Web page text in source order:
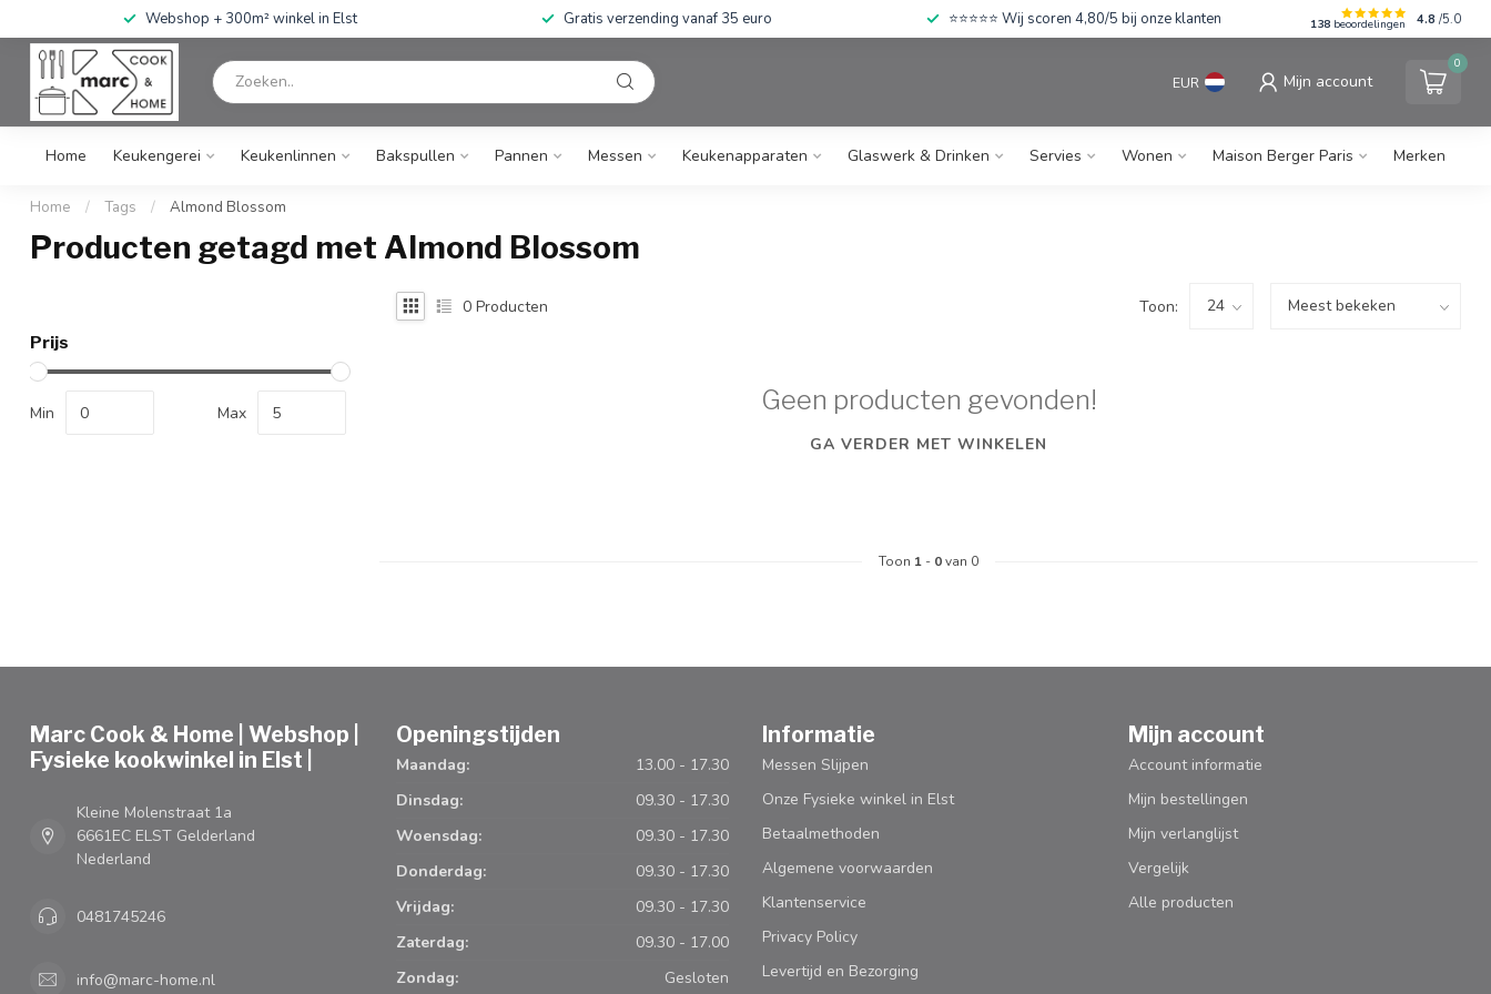
Webshop + 300m² winkel in Elst Gratis verzending vanaf 35 euro ⭐⭐⭐⭐⭐ Wij scoren 4,80/5 bij onze klanten 138 beoordelingen 4.8 /5.0
EUR Mijn account
0
Home Keukengerei Keukenlinnen Bakspullen Pannen Messen Keukenapparaten Glaswerk & Drinken Servies Wonen Maison Berger Paris Merken
Home / Tags / Almond Blossom
Producten getagd met Almond Blossom
Prijs
Min Max
0 Producten Toon:
Geen producten gevonden!
GA VERDER MET WINKELEN
Toon 1 - 0van 0
Marc Cook & Home | Webshop |
Fysieke kookwinkel in Elst |
Kleine Molenstraat 1a
6661EC ELST Gelderland
Nederland
0481745246
info@marc-home.nl
Openingstijden
Maandag:
13.00 - 17.30
Dinsdag:
09.30 - 17.30
Woensdag:
09.30 - 17.30
Donderdag:
09.30 - 17.30
Vrijdag:
09.30 - 17.30
Zaterdag:
09.30 - 17.00
Zondag:
Gesloten
Informatie
Messen Slijpen
Onze Fysieke winkel in Elst
Betaalmethoden
Algemene voorwaarden
Klantenservice
Privacy Policy
Levertijd en Bezorging
Mijn account
Account informatie
Mijn bestellingen
Mijn verlanglijst
Vergelijk
Alle producten